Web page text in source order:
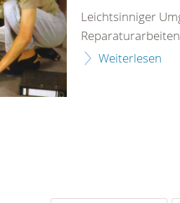
Leichtsinniger
Weiterlesen